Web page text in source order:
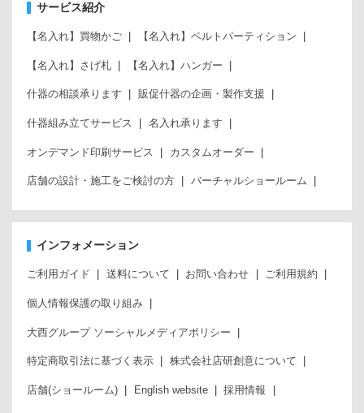
サービス紹介
【名入れ】買物かご 【名入れ】ベルトパーティション
【名入れ】さげ札 【名入れ】ハンガー
什器の相談承ります 販促什器の企画・製作支援
什器組み立てサービス 名入れ承ります
オンデマンド印刷サービス カスタムオーダー
店舗の設計・施工をご検討の方 バーチャルショールーム
インフォメーション
ご利用ガイド 送料について お問い合わせ ご利用規約
個人情報保護の取り組み
大西グループ ソーシャルメディアポリシー
特定商取引法に基づく表示 株式会社店研創意について
店舗(ショールーム) English website 採用情報